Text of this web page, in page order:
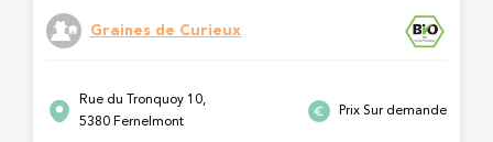
Graines de Curieux
Rue du Tronquoy 10,
5380 Fernelmont
Prix Sur demande